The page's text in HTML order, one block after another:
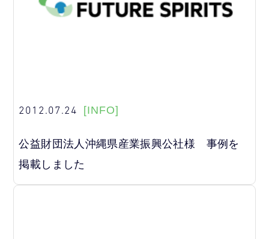
2012.07.24 [INFO]
公益財団法人沖縄県産業振興公社様 事例を
掲載しました